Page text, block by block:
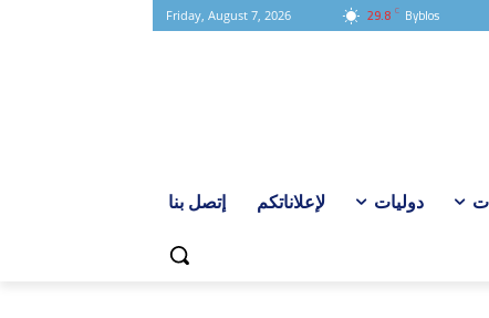
29.8 C Byblos
Friday, August 7, 2026
دوليات لإعلاناتكم إتصل بنا